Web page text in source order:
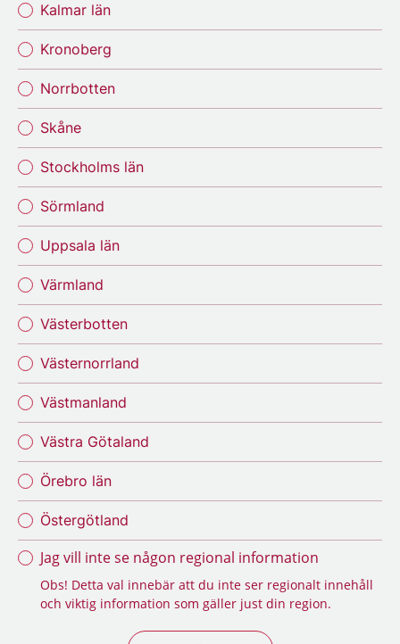
Kalmar län
Kronoberg
Norrbotten
Skåne
Stockholms län
Sörmland
Uppsala län
Värmland
Västerbotten
Västernorrland
Västmanland
Västra Götaland
Örebro län
Östergötland
Jag vill inte se någon regional information
Obs! Detta val innebär att du inte ser regionalt innehåll
och viktig information som gäller just din region.